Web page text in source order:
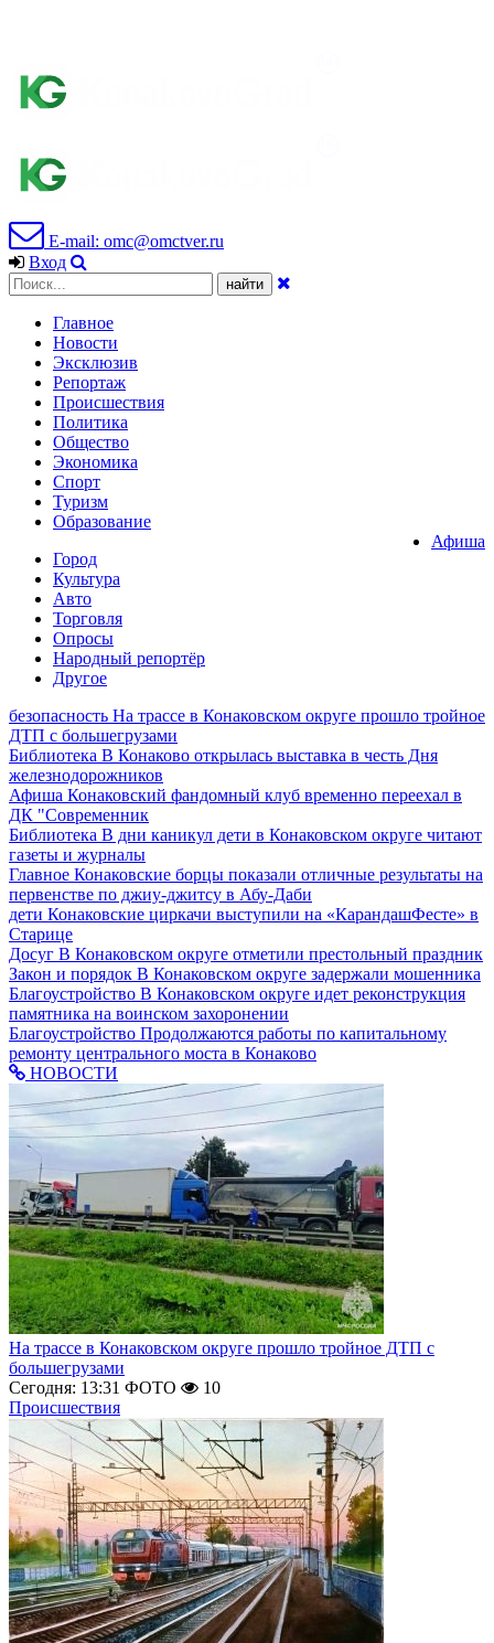
E-mail: omc@omctver.ru
Вход
Главное
Новости
Эксклюзив
Репортаж
Происшествия
Политика
Общество
Экономика
Спорт
Туризм
Образование
Афиша
Город
Культура
Авто
Торговля
Опросы
Народный репортёр
Другое
безопасность На трассе в Конаковском округе прошло тройное
ДТП с большегрузами
Библиотека В Конаково открылась выставка в честь Дня
железнодорожников
Афиша Конаковский фандомный клуб временно переехал в
ДК "Современник
Библиотека В дни каникул дети в Конаковском округе читают
газеты и журналы
Главное Конаковские борцы показали отличные результаты на
первенстве по джиу-джитсу в Абу-Даби
дети Конаковские циркачи выступили на «КарандашФесте» в
Старице
Досуг В Конаковском округе отметили престольный праздник
Закон и порядок В Конаковском округе задержали мошенника
Благоустройство В Конаковском округе идет реконструкция
памятника на воинском захоронении
Благоустройство Продолжаются работы по капитальному
ремонту центрального моста в Конаково
НОВОСТИ
На трассе в Конаковском округе прошло тройное ДТП с
большегрузами
Сегодня: 13:31 ФОТО
10
Происшествия